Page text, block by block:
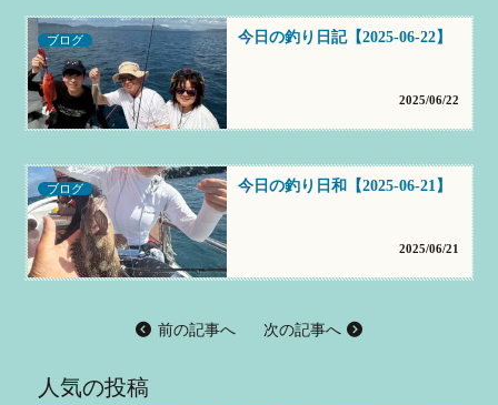
ブログ 今日の釣り日記【2025-06-22】
2025/06/22
ブログ 今日の釣り日和【2025-06-21】
2025/06/21
前の記事へ 次の記事へ
人気の投稿